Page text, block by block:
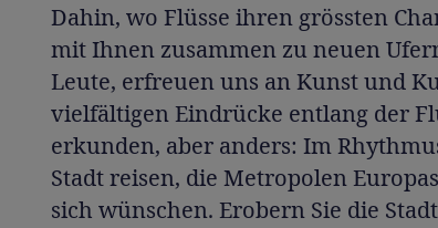
Dahin, wo Flüsse ihren grössten
mit Ihnen zusammen zu neuen
Leute, erfreuen uns an Kunst und
vielfältigen Eindrücke entlang der
erkunden, aber anders: Im
Stadt reisen, die Metropolen
sich wünschen. Erobern Sie die